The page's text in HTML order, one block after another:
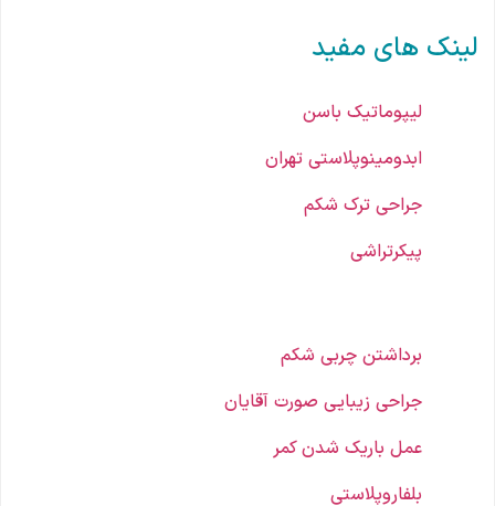
لینک های مفید
لیپوماتیک باسن
ابدومینوپلاستی تهران
جراحی ترک شکم
پیکرتراشی
برداشتن چربی شکم
جراحی زیبایی صورت آقایان
عمل باریک شدن کمر
بلفاروپلاستی